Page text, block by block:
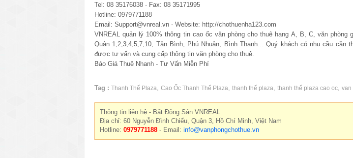
Tel: 08 35176038 - Fax: 08 35171995
Hotline: 0979771188
Email: Support@vnreal.vn - Website: http://chothuenha123.com
VNREAL quản lý 100% thông tin cao ốc văn phòng cho thuê hạng A, B, C, văn phòng
Quận 1,2,3,4,5,7,10, Tân Bình, Phú Nhuận, Bình Thạnh... Quý khách có nhu cầu cần
được tư vấn và cung cấp thông tin văn phòng cho thuê.
Báo Giá Thuê Nhanh - Tư Vấn Miễn Phí
Tag : Thanh Thế Plaza Cao Ốc Thanh Thế Plaza thanh thế plaza thanh thế plaza cao oc van
Thông tin liên hệ - Bất Động Sản VNREAL
Địa chỉ: 60 Nguyễn Đình Chiểu, Quận 3, Hồ Chí Minh, Việt Nam
Hotline: 0979771188 - Email: info@vanphongchothue.vn